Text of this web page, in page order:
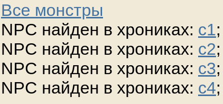
Все монстры
NPC найден в хрониках: c1;
NPC найден в хрониках: c2;
NPC найден в хрониках: c3;
NPC найден в хрониках: c4;